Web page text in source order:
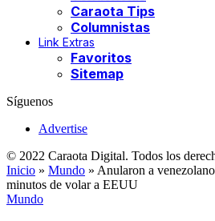
Caraota Tips
Columnistas
Link Extras
Favoritos
Sitemap
Síguenos
Advertise
© 2022 Caraota Digital. Todos los
Inicio » Mundo » Anularon a
minutos de volar a EEUU
Mundo